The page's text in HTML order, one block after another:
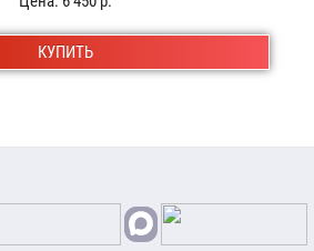
КУПИТЬ